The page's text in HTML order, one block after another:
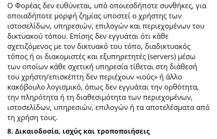
Ο Φορέας δεν ευθύνεται, υπό οποιεσδήποτε συνθήκες, για
οποιαδήποτε μορφή ζημίας υποστεί ο χρήστης των
ιστοσελίδων, υπηρεσιών, επιλογών και περιεχομένων του
δικτυακού τόπου. Επίσης δεν εγγυάται ότι κάθε
σχετιζόμενος με τον δικτυακό του τόπο, διαδικτυακός
τόπος ή οι διακομιστές και εξυπηρετητές (servers) μέσω
των οποίων κάθε σχετική υπηρεσία τίθεται στη διάθεσή
του χρήστη/επισκέπτη δεν περιέχουν «ιούς» ή άλλο
κακόβουλο λογισμικό, όπως δεν εγγυάται την ορθότητα,
την πληρότητα ή τη διαθεσιμότητα των περιεχομένων,
ιστοσελίδων, υπηρεσιών, επιλογών ή τα αποτελέσματα από
τη χρήση τους.
8. Δικαιοδοσία, ισχύς και τροποποιήσεις